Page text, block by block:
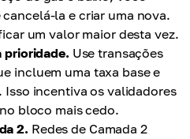
la e criar uma nova.
um valor maior desta vez.
prioridade. Use transações
incluem uma taxa base e
Isso incentiva os validadores
bloco mais cedo.
2. Redes de Camada 2